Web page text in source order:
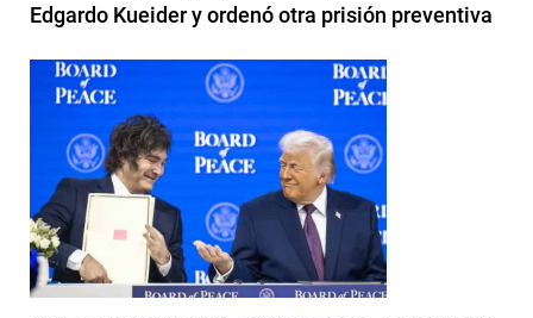
Edgardo Kueider y ordenó otra prisión preventiva